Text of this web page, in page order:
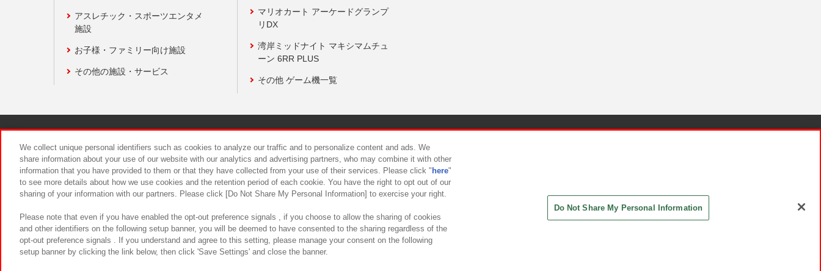
アスレチック・スポーツエンタメ
施設
お子様・ファミリー向け施設
その他の施設・サービス
マリオカート アーケードグランプ
リDX
湾岸ミッドナイト マキシマムチュ
ーン 6RR PLUS
その他 ゲーム機一覧
食品のご提供について カスタマーハラスメント対応方針
We collect unique personal identifiers such as cookies to analyze our traffic and to personalize content and ads. We
share information about your use of our website with our analytics and advertising partners, who may combine it with other
information that you have provided to them or that they have collected from your use of their services. Please click " here"
to see more details about how we use cookies and the retention period of each cookie. You have the right to opt out of our
sharing of your information with our partners. Please click [Do Not Share My Personal Information] to exercise your right.
Please note that even if you have enabled the opt-out preference signals , if you choose to allow the sharing of cookies
and other identifiers on the following setup banner, you will be deemed to have consented to the sharing regardless of the
opt-out preference signals . If you understand and agree to this setting, please manage your consent on the following
setup banner by clicking the link below, then click 'Save Settings' and close the banner.
Do Not Share My Personal Information